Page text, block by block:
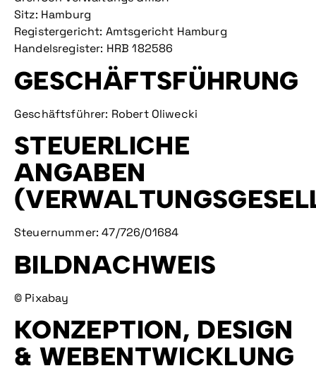
Sitz: Hamburg
Registergericht: Amtsgericht Hamburg
Handelsregister: HRB 182586
GESCHÄFTSFÜHRUNG
Geschäftsführer: Robert Oliwecki
STEUERLICHE
ANGABEN
Steuernummer: 47/726/01684
BILDNACHWEIS
© Pixabay
KONZEPTION, DESIGN
& WEBENTWICKLUNG